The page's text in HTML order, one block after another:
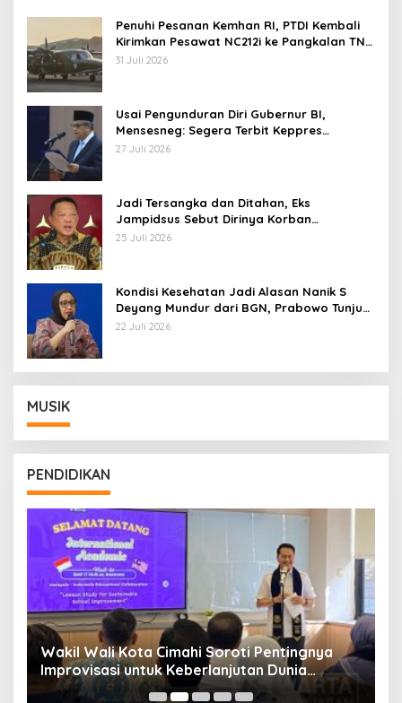
Penuhi Pesanan Kemhan RI, PTDI Kembali
Kirimkan Pesawat NC212i ke Pangkalan TNI
AU
31 Juli 2026
Usai Pengunduran Diri Gubernur BI,
Mensesneg: Segera Terbit Keppres
Pemberhentian dengan Hormat
27 Juli 2026
Jadi Tersangka dan Ditahan, Eks
Jampidsus Sebut Dirinya Korban
Kriminalisasi
25 Juli 2026
Kondisi Kesehatan Jadi Alasan Nanik S
Deyang Mundur dari BGN, Prabowo Tunjuk
Wamentan Sudaryono
22 Juli 2026
MUSIK
PENDIDIKAN
Wakil Wali Kota Cimahi Soroti Pentingnya
Improvisasi untuk Keberlanjutan Dunia
Pendidikan